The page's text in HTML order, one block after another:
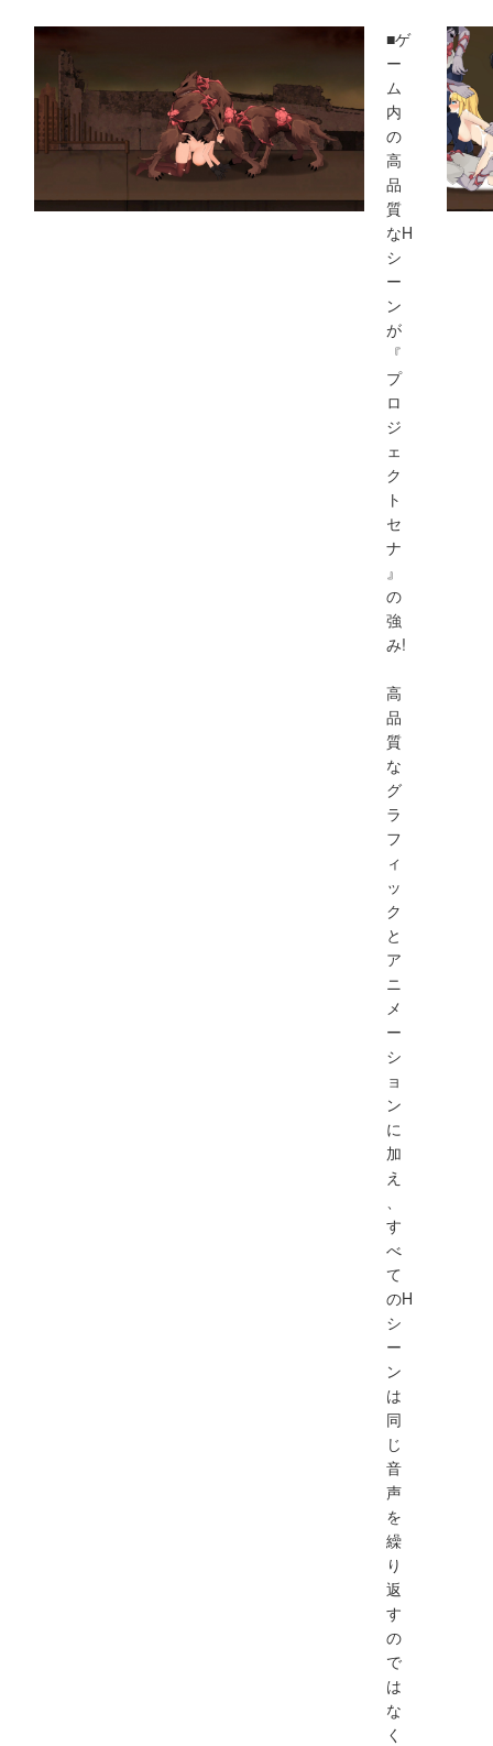
■ゲ
ー
ム
内
の
高
品
質
なH
シ
ー
ン
が
『
プ
ロ
ジ
ェ
ク
ト
セ
ナ
』
の
強
み!
高
品
質
な
グ
ラ
フ
ィ
ッ
ク
と
ア
ニ
メ
ー
シ
ョ
ン
に
加
え
す
べ
て
のH
シ
ー
ン
は
同
じ
音
声
を
繰
り
返
す
の
で
は
な
く